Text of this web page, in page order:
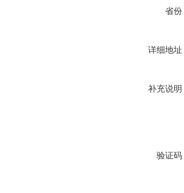
省份
详细地址
补充说明
验证码